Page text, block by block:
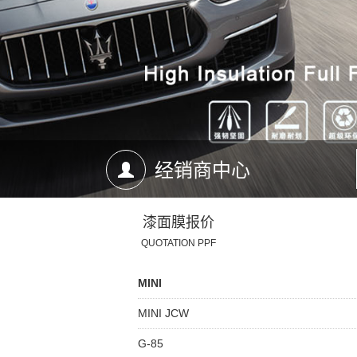
经销商中心
漆面膜报价
QUOTATION PPF
MINI
MINI JCW
G-85